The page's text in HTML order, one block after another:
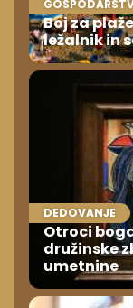
Boj za
ležalnik in
DEDOVANJE
Otroci
družinske
umetnine